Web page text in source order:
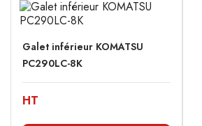
Galet inférieur KOMATSU
PC290LC-8K
HT